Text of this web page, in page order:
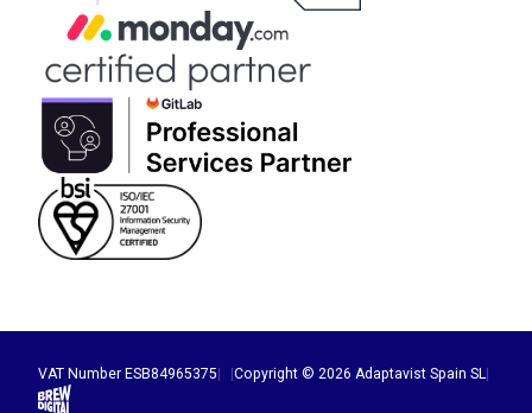
VAT Number ESB84965375| |Copyright © 2026 Adaptavist Spain SL |
Brew Digital